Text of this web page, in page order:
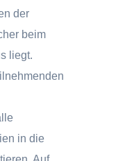
der
beim
liegt.
in die